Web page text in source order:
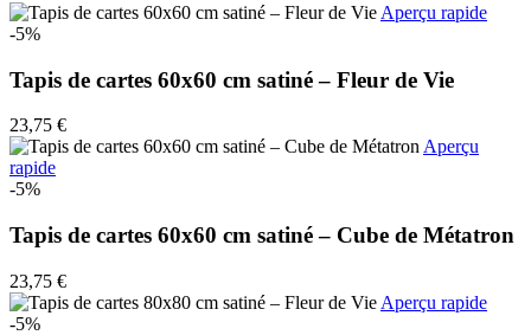
Aperçu rapide
-5%
Tapis de cartes 60x60 cm satiné – Fleur de Vie
23,75 €
Aperçu
rapide
-5%
Tapis de cartes 60x60 cm satiné – Cube de Métatron
23,75 €
Aperçu rapide
-5%